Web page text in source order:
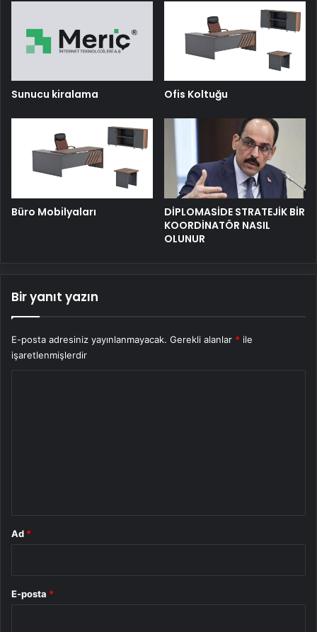
Sunucu kiralama Ofis Koltuğu
Büro Mobilyaları
DİPLOMASİDE STRATEJİK BİR
KOORDİNATÖR NASIL
OLUNUR
Bir yanıt yazın
E-posta adresiniz yayınlanmayacak. Gerekli alanlar * ile
işaretlenmişlerdir
Ad *
E-posta *